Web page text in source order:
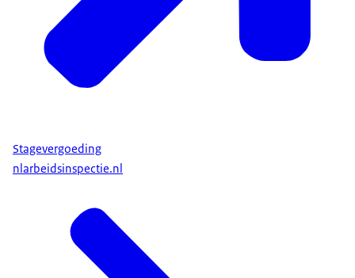
Stagevergoeding
nlarbeidsinspectie.nl